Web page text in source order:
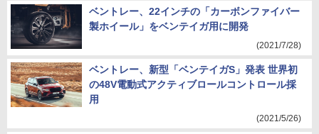
ベントレー、22インチの「カーボンファイバー
製ホイール」をベンテイガ用に開発
(2021/7/28)
ベントレー、新型「ベンテイガS」発表 世界初
の48V電動式アクティブロールコントロール採
用
(2021/5/26)